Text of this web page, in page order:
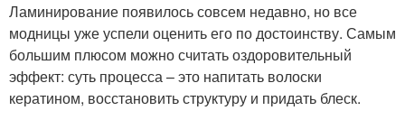
Ламинирование появилось совсем недавно, но все
модницы уже успели оценить его по достоинству. Самым
большим плюсом можно считать оздоровительный
эффект: суть процесса – это напитать волоски
кератином, восстановить структуру и придать блеск.